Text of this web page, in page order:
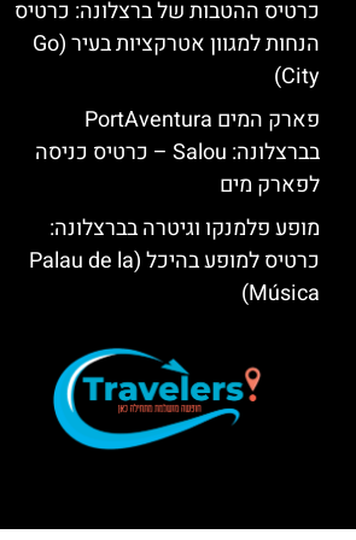
כרטיס ההטבות של ברצלונה: כרטיס
הנחות למגוון אטרקציות בעיר (Go
City)
פארק המים PortAventura
בברצלונה: Salou – כרטיס כניסה
לפארק מים
מופע פלמנקו וגיטרה בברצלונה:
כרטיס למופע בהיכל (Palau de la
Música)